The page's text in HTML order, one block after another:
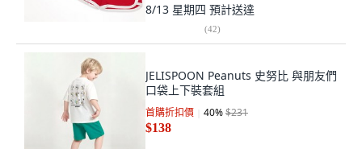
8/13 星期四 預計送達
(42)
JELISPOON Peanuts 史努比 與朋友們
口袋上下裝套組
首購折扣價 40%$231
$138